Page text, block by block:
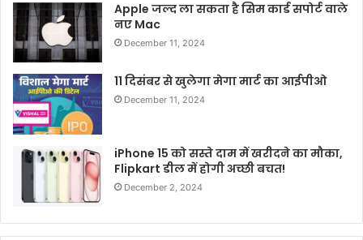
Apple जल्द ला सकता है सिम कार्ड सपोर्ट वाले
नए Mac
December 11, 2024
11 दिसंबर से खुलेगा मेगा मार्ट का आईपीओ
December 11, 2024
iPhone 15 को सस्ते दाम में खरीदने का मौका,
Flipkart डील में होगी अच्छी बचत!
December 2, 2024